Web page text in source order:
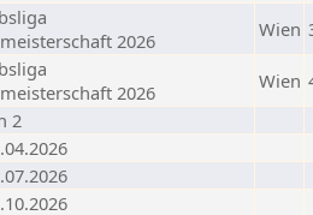
2026
Wien
2026
Wien
2